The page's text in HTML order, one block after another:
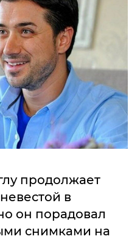
продолжает
в
он порадовал
снимками на